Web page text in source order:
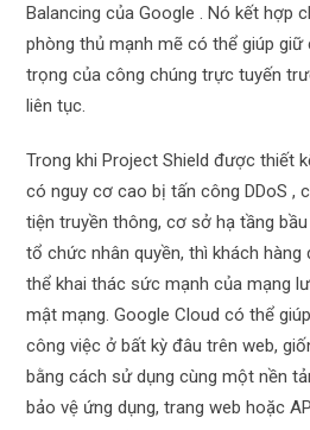
Balancing của Google . Nó kết hợp
phòng thủ mạnh mẽ có thể giúp
trọng của công chúng trực tuyến
liên tục.
Trong khi Project Shield được thiết
có nguy cơ cao bị tấn công DDoS ,
tiện truyền thông, cơ sở hạ tầng
tổ chức nhân quyền, thì khách hàng
thể khai thác sức mạnh của mạng
mật mạng. Google Cloud có thể
công việc ở bất kỳ đâu trên web,
bằng cách sử dụng cùng một nền
bảo vệ ứng dụng, trang web hoặc